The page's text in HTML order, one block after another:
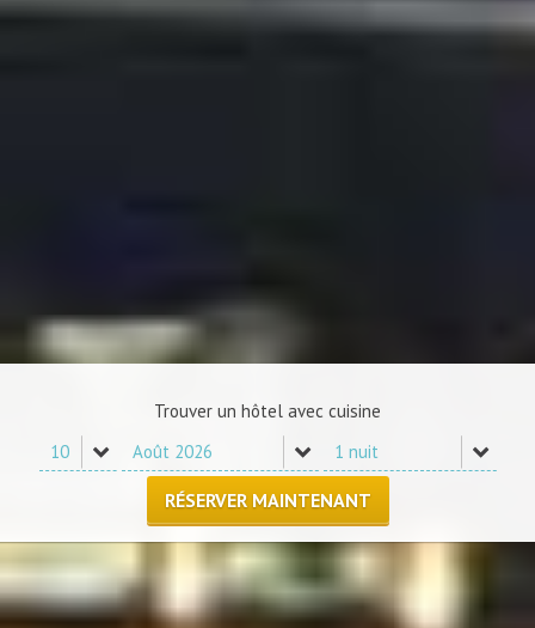
Trouver un hôtel avec cuisine
RÉSERVER MAINTENANT